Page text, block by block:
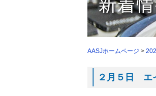
AASJホームページ >
２月５日 エ